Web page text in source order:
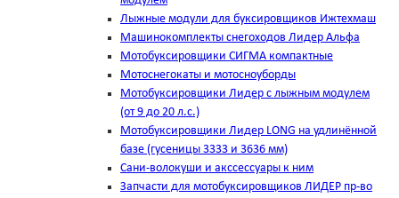
Лыжные модули для буксировщиков Ижтехмаш
Машинокомплекты снегоходов Лидер Альфа
Мотобуксировщики СИГМА компактные
Мотоснегокаты и мотосноуборды
Мотобуксировщики Лидер с лыжным модулем
(от 9 до 20 л.с.)
Мотобуксировщики Лидер LONG на удлинённой
базе (гусеницы 3333 и 3636 мм)
Сани-волокуши и акссессуары к ним
Запчасти для мотобуксировщиков ЛИДЕР пр-во